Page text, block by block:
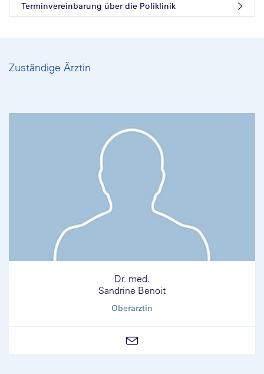
Terminvereinbarung über die Poliklinik
Zuständige Ärztin
Dr. med.
Sandrine Benoit
Oberärztin